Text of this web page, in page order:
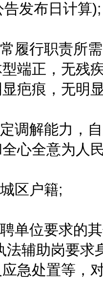
发布日计算);
行职责所需
端正，无残
疤痕，无明
解能力，自
心全意为人
区户籍;
位要求的其
法辅助岗要求
急处置等，